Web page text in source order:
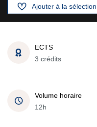
Ajouter à la sélection
ECTS
3 crédits
Volume horaire
12h